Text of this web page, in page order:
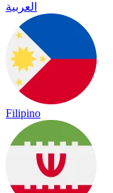
العربية
Filipino